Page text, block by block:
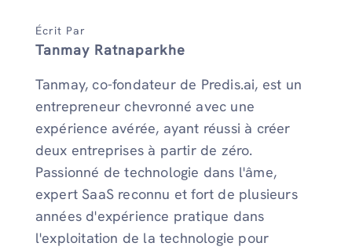
Écrit Par
Tanmay Ratnaparkhe
Tanmay, co-fondateur de Predis.ai, est un
entrepreneur chevronné avec une
expérience avérée, ayant réussi à créer
deux entreprises à partir de zéro.
Passionné de technologie dans l'âme,
expert SaaS reconnu et fort de plusieurs
années d'expérience pratique dans
l'exploitation de la technologie pour